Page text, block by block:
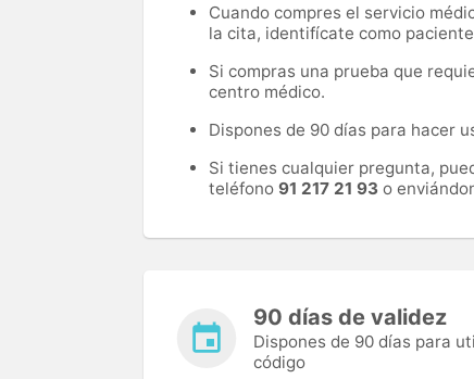
Cuando compres el servicio
la cita, identifícate como
Si compras una prueba que
centro médico.
Dispones de 90 días para hacer
Si tienes cualquier pregunta,
teléfono 91 217 21 93 o
90 días de validez
Dispones de 90 días para
código